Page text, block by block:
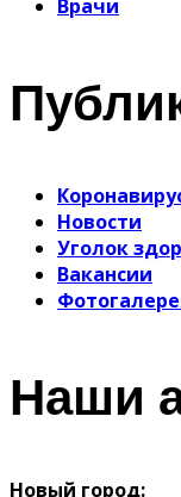
Врачи
Новости
Уголок
Вакансии
Наши
Новый город: